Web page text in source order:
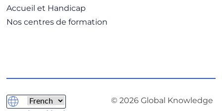
Accueil et Handicap
Nos centres de formation
© 2026 Global Knowledge